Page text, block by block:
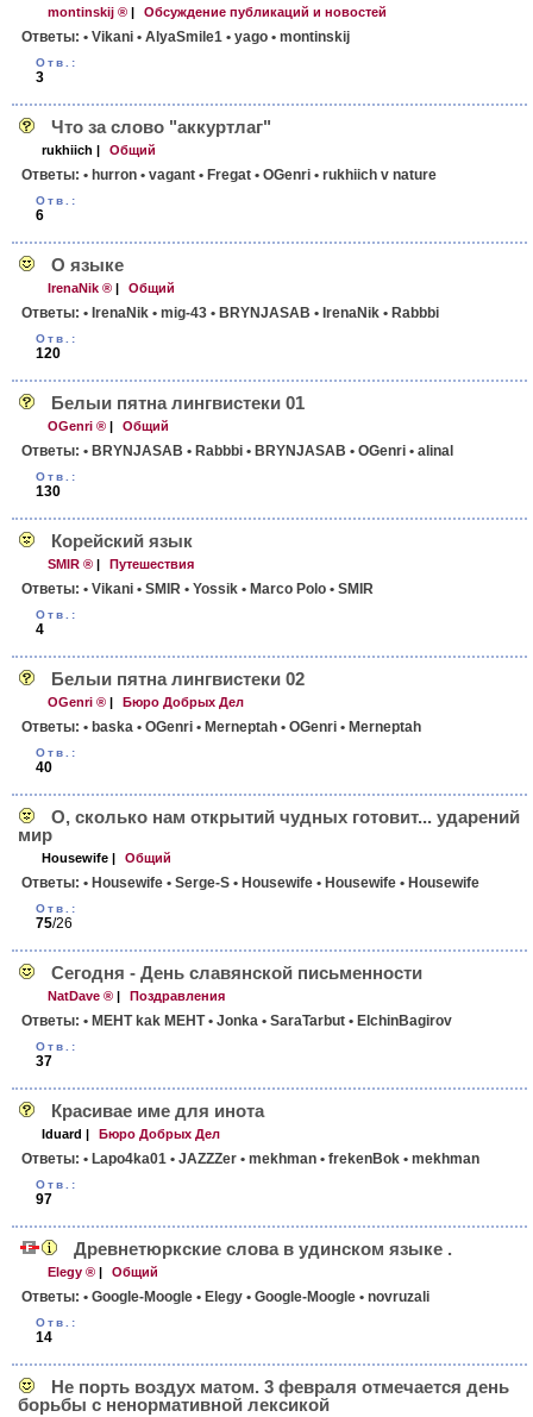
montinskij ® | Обсуждение публикаций и новостей
Ответы: • Vikani • AlyaSmile1 • yago • montinskij
Отв.:
3
Что за слово "аккуртлаг"
rukhiich | Общий
Ответы: • hurron • vagant • Fregat • OGenri • rukhiich v nature
Отв.:
6
О языке
IrenaNik ® | Общий
Ответы: • IrenaNik • mig-43 • BRYNJASAB • IrenaNik • Rabbbi
Отв.:
120
Белыи пятна лингвистеки 01
OGenri ® | Общий
Ответы: • BRYNJASAB • Rabbbi • BRYNJASAB • OGenri • alinal
Отв.:
130
Корейский язык
SMIR ® | Путешествия
Ответы: • Vikani • SMIR • Yossik • Marco Polo • SMIR
Отв.:
4
Белыи пятна лингвистеки 02
OGenri ® | Бюро Добрых Дел
Ответы: • baska • OGenri • Merneptah • OGenri • Merneptah
Отв.:
40
О, сколько нам открытий чудных готовит... ударений
мир
Housewife | Общий
Ответы: • Housewife • Serge-S • Housewife • Housewife • Housewife
Отв.:
75/26
Сегодня - День славянской письменности
NatDave ® | Поздравления
Ответы: • MEHT kak MEHT • Jonka • SaraTarbut • ElchinBagirov
Отв.:
37
Красивае име для инота
Iduard | Бюро Добрых Дел
Ответы: • Lapo4ka01 • JAZZZer • mekhman • frekenBok • mekhman
Отв.:
97
Древнетюркские слова в удинском языке .
Elegy ® | Общий
Ответы: • Google-Moogle • Elegy • Google-Moogle • novruzali
Отв.:
14
Не порть воздух матом. 3 февраля отмечается день
борьбы с ненормативной лексикой